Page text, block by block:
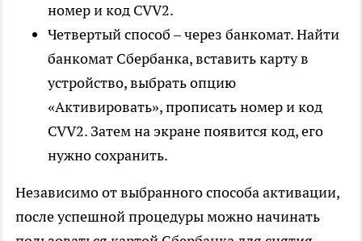
номер и код CVV2.
Четвертый способ – через банкомат. Найти
банкомат Сбербанка, вставить карту в
устройство, выбрать опцию
«Активировать», прописать номер и код
CVV2. Затем на экране появится код, его
нужно сохранить.
Независимо от выбранного способа активации,
после успешной процедуры можно начинать